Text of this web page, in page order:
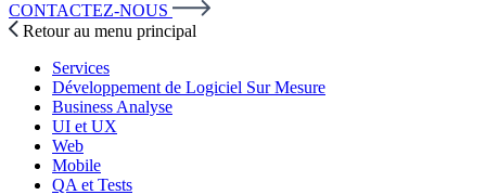
CONTACTEZ-NOUS
Retour au menu principal
Services
Développement de Logiciel Sur Mesure
Business Analyse
UI et UX
Web
Mobile
QA et Tests